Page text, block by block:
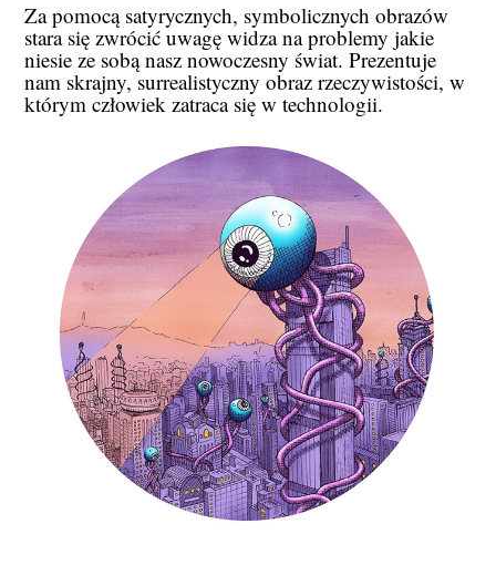
Za pomocą satyrycznych, symbolicznych obrazów
stara się zwrócić uwagę widza na problemy jakie
niesie ze sobą nasz nowoczesny świat. Prezentuje
nam skrajny, surrealistyczny obraz rzeczywistości, w
którym człowiek zatraca się w technologii.